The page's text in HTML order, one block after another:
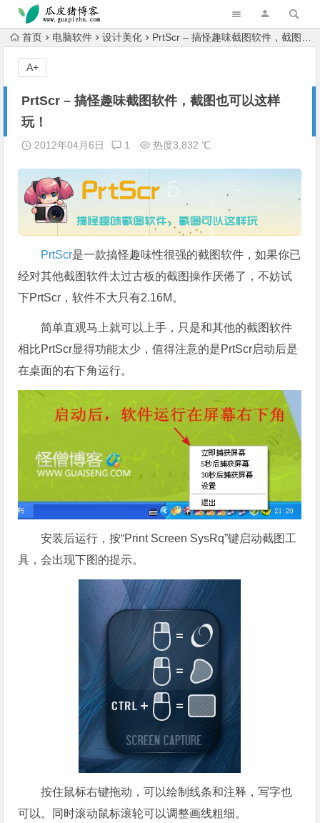
跳转到主内容
首页 电脑软件 设计美化 PrtScr – 搞怪趣味截图软件，截图也可以这样玩！
PrtScr – 搞怪趣味截图软件，截图也可以这样
玩！
2012年04月6日 1 热度3,832 ℃
PrtScr是一款搞怪趣味性很强的截图软件，如果你已
经对其他截图软件太过古板的截图操作厌倦了，不妨试
下PrtScr，软件不大只有2.16M。
简单直观马上就可以上手，只是和其他的截图软件
相比PrtScr显得功能太少，值得注意的是PrtScr启动后是
在桌面的右下角运行。
安装后运行，按“Print Screen SysRq”键启动截图工
具，会出现下图的提示。
按住鼠标右键拖动，可以绘制线条和注释，写字也
可以。同时滚动鼠标滚轮可以调整画线粗细。
A+